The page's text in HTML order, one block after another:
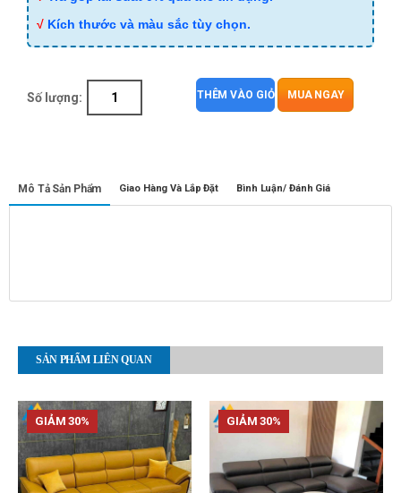
√ Kích thước và màu sắc tùy chọn.
Số lượng: THÊM VÀO GIỎ MUA NGAY
Mô Tả Sản Phẩm Giao Hàng Và Lắp Đặt Bình Luận/ Đánh Giá
SẢN PHẨM LIÊN QUAN
GIẢM 30% GIẢM 30%